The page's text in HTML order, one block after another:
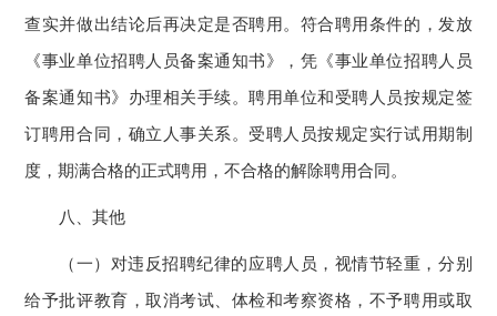
查实并做出结论后再决定是否聘用。符合聘用条件的，发放
《事业单位招聘人员备案通知书》，凭《事业单位招聘人员
备案通知书》办理相关手续。聘用单位和受聘人员按规定签
订聘用合同，确立人事关系。受聘人员按规定实行试用期制
度，期满合格的正式聘用，不合格的解除聘用合同。
八、其他
（一）对违反招聘纪律的应聘人员，视情节轻重，分别
给予批评教育，取消考试、体检和考察资格，不予聘用或取